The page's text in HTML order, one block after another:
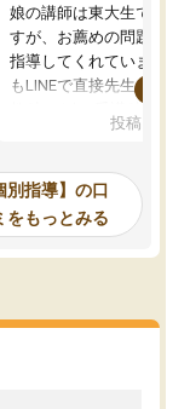
娘の講師は東大生では無
すが、お薦めの問題集や
指導してくれています。
もLINEで直接先生に質問
めれるので、個人に合
いなのがあり(有料)、受
ことをどんなスケジュー
くか相談したのですが、
ち期待したものではなく
くなってきたようなので
投稿日：
別指導】の口
をもっとみる